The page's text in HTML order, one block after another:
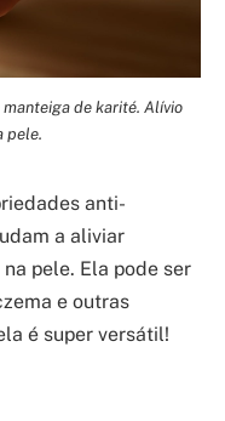
de karité. Alívio
pele.
anti-
a aliviar
pele. Ela pode ser
e outras
é super versátil!